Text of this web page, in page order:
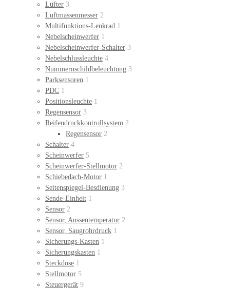
Lüfter 3
Luftmassenmesser 2
Multifunktions-Lenkrad 1
Nebelscheinwerfer 1
Nebelscheinwerfer-Schalter 3
Nebelschlussleuchte 4
Nummernschildbeleuchtung 3
Parksensoren 1
PDC 1
Positionsleuchte 1
Regensensor 3
Reifendruckkontrollsystem 2
Regensensor 2
Schalter 4
Scheinwerfer 5
Scheinwerfer-Stellmotor 2
Schiebedach-Motor 1
Seitenspiegel-Besdienung 3
Sende-Einheit 1
Sensor 2
Sensor, Aussentemperatur 2
Sensor, Saugrohrdruck 1
Sicherungs-Kasten 1
Sicherungskasten 1
Steckdose 1
Stellmotor 5
Steuergerät 9